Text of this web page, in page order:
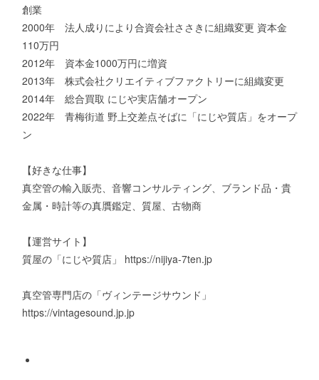
創業
2000年 法人成りにより合資会社ささきに組織変更 資本金
110万円
2012年 資本金1000万円に増資
2013年 株式会社クリエイティブファクトリーに組織変更
2014年 総合買取 にじや実店舗オープン
2022年 青梅街道 野上交差点そばに「にじや質店」をオープ
ン
【好きな仕事】
真空管の輸入販売、音響コンサルティング、ブランド品・貴
金属・時計等の真贋鑑定、質屋、古物商
【運営サイト】
質屋の「にじや質店」 https://nijiya-7ten.jp
真空管専門店の「ヴィンテージサウンド」
https://vintagesound.jp.jp